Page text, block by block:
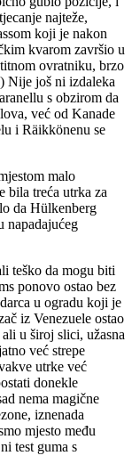
najteže,
koji je nakon
kvarom završio u
ovratniku, brzo
Nije još ni izdaleka
s obzirom da
već od Kanade
i Räikkönenu se
malo
bila treća utrka za
da Hülkenberg
napadajućeg
teško da mogu biti
ponovo ostao bez
u ogradu koji je
iz Venezuele ostao
u široj slici, užasna
već strepe
utrke već
donekle
nema magične
iznenada
mjesto među
test guma s